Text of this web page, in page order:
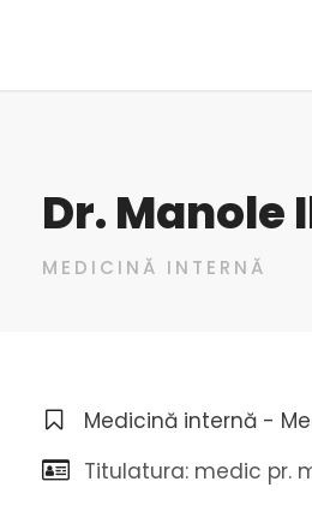
Dr. Manole
MEDICINĂ INTERNĂ
Medicină internă -
Titulatura: medic pr.